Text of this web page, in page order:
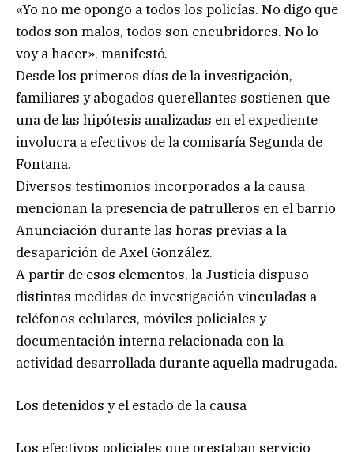
«Yo no me opongo a todos los policías. No digo que
todos son malos, todos son encubridores. No lo
voy a hacer», manifestó.
Desde los primeros días de la investigación,
familiares y abogados querellantes sostienen que
una de las hipótesis analizadas en el expediente
involucra a efectivos de la comisaría Segunda de
Fontana.
Diversos testimonios incorporados a la causa
mencionan la presencia de patrulleros en el barrio
Anunciación durante las horas previas a la
desaparición de Axel González.
A partir de esos elementos, la Justicia dispuso
distintas medidas de investigación vinculadas a
teléfonos celulares, móviles policiales y
documentación interna relacionada con la
actividad desarrollada durante aquella madrugada.
Los detenidos y el estado de la causa
Los efectivos policiales que prestaban servicio